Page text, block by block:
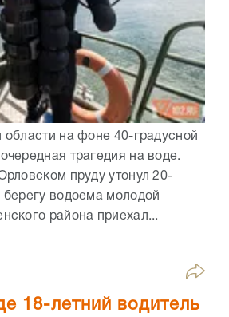
области на фоне 40-градусной
трагедия на воде.
пруду утонул 20-
водоема молодой
района приехал...
18-летний водитель